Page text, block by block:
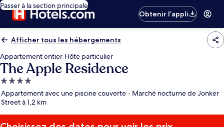
Passer à la section principale
Obtenir l’appli
Afficher tous les hébergements
Appartement entier·Hôte particulier
The Apple Residence
Hébergement
4.0 étoiles
Appartement avec une piscine couverte - Marché nocturne de Jonker
Street à 1,2 km